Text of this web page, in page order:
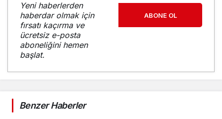
Yeni haberlerden
haberdar olmak için
fırsatı kaçırma ve
ücretsiz e-posta
aboneliğini hemen
başlat.
ABONE OL
Benzer Haberler